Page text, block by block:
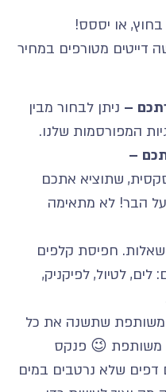
בחוץ, או יססס!
דייטים מטורפים במחיר
– ניתן לבחור מבין
המפורסמות שלנו.
–
שתוציא אתכם
על הבר! לא מתאימה
שאלות. חפיסת קלפים
לטיול, לפיקניק,
שתשנה את כל
😉 פנקס
שלא נרטבים במים